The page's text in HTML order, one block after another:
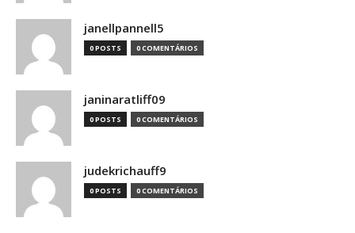
janellpannell5
0 POSTS 0 COMENTÁRIOS
janinaratliff09
0 POSTS 0 COMENTÁRIOS
judekrichauff9
0 POSTS 0 COMENTÁRIOS